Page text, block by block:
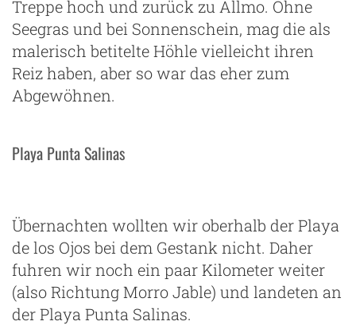
Treppe hoch und zurück zu Allmo. Ohne
Seegras und bei Sonnenschein, mag die als
malerisch betitelte Höhle vielleicht ihren
Reiz haben, aber so war das eher zum
Abgewöhnen.
Playa Punta Salinas
Übernachten wollten wir oberhalb der Playa
de los Ojos bei dem Gestank nicht. Daher
fuhren wir noch ein paar Kilometer weiter
(also Richtung Morro Jable) und landeten an
der Playa Punta Salinas.